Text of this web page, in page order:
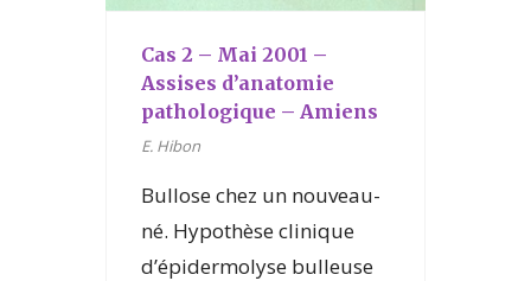
Cas 2 – Mai 2001 –
Assises d’anatomie
pathologique – Amiens
E. Hibon
Bullose chez un nouveau-
né. Hypothèse clinique
d’épidermolyse bulleuse